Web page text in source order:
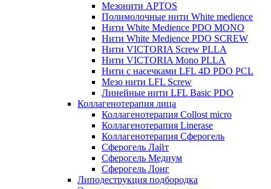
Мезонити APTOS
Полимолочные нити White medience
Нити White Medience PDO MONO
Нити White Medience PDO SCREW
Нити VICTORIA Screw PLLA
Нити VICTORIA Mono PLLA
Нити с насечками LFL 4D PDO PCL
Мезо нити LFL Screw
Линейные нити LFL Basic PDO
Коллагенотерапия лица
Коллагенотерапия Collost micro
Коллагенотерапия Linerase
Коллагенотерапия Сферогель
Сферогель Лайт
Сферогель Медиум
Сферогель Лонг
Липодеструкция подбородка